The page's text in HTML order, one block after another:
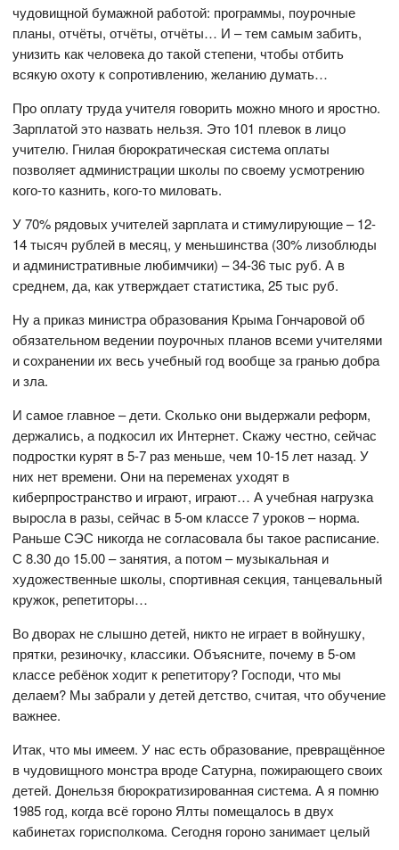
чудовищной бумажной работой: программы, поурочные
планы, отчёты, отчёты, отчёты… И – тем самым забить,
унизить как человека до такой степени, чтобы отбить
всякую охоту к сопротивлению, желанию думать…
Про оплату труда учителя говорить можно много и яростно.
Зарплатой это назвать нельзя. Это 101 плевок в лицо
учителю. Гнилая бюрократическая система оплаты
позволяет администрации школы по своему усмотрению
кого-то казнить, кого-то миловать.
У 70% рядовых учителей зарплата и стимулирующие – 12-
14 тысяч рублей в месяц, у меньшинства (30% лизоблюды
и административные любимчики) – 34-36 тыс руб. А в
среднем, да, как утверждает статистика, 25 тыс руб.
Ну а приказ министра образования Крыма Гончаровой об
обязательном ведении поурочных планов всеми учителями
и сохранении их весь учебный год вообще за гранью добра
и зла.
И самое главное – дети. Сколько они выдержали реформ,
держались, а подкосил их Интернет. Скажу честно, сейчас
подростки курят в 5-7 раз меньше, чем 10-15 лет назад. У
них нет времени. Они на переменах уходят в
киберпространство и играют, играют… А учебная нагрузка
выросла в разы, сейчас в 5-ом классе 7 уроков – норма.
Раньше СЭС никогда не согласовала бы такое расписание.
С 8.30 до 15.00 – занятия, а потом – музыкальная и
художественные школы, спортивная секция, танцевальный
кружок, репетиторы…
Во дворах не слышно детей, никто не играет в войнушку,
прятки, резиночку, классики. Объясните, почему в 5-ом
классе ребёнок ходит к репетитору? Господи, что мы
делаем? Мы забрали у детей детство, считая, что обучение
важнее.
Итак, что мы имеем. У нас есть образование, превращённое
в чудовищного монстра вроде Сатурна, пожирающего своих
детей. Донельзя бюрократизированная система. А я помню
1985 год, когда всё гороно Ялты помещалось в двух
кабинетах горисполкома. Сегодня гороно занимает целый